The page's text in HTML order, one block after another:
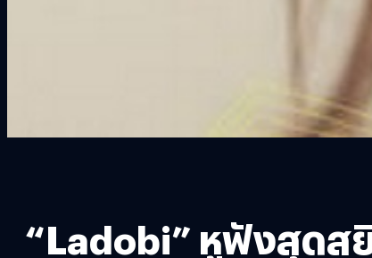
“Ladobi” หูฟังสุดส